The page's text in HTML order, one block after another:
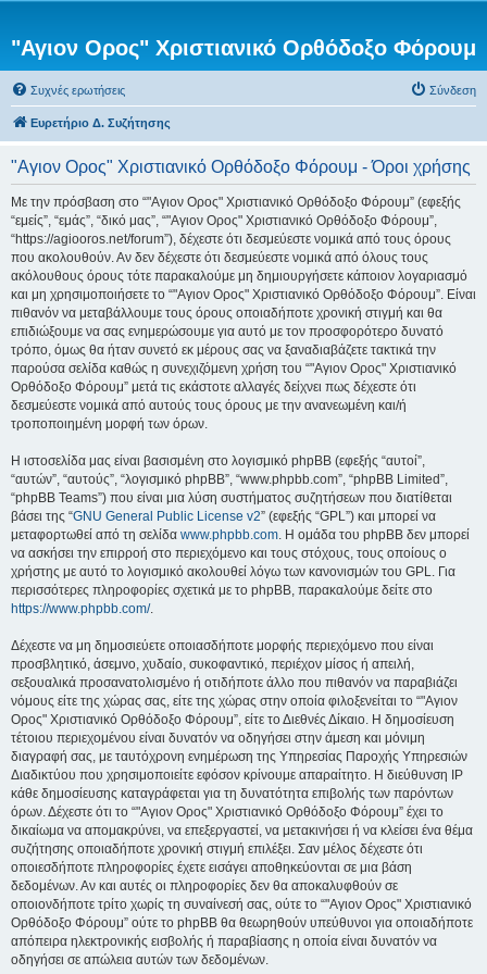
"Αγιον Ορος" Χριστιανικό Ορθόδοξο Φόρουμ
Συχνές ερωτήσεις Σύνδεση
Ευρετήριο Δ. Συζήτησης
"Αγιον Ορος" Χριστιανικό Ορθόδοξο Φόρουμ - Όροι χρήσης
Με την πρόσβαση στο “"Αγιον Ορος" Χριστιανικό Ορθόδοξο Φόρουμ” (εφεξής
“εμείς”, “εμάς”, “δικό μας”, “"Αγιον Ορος" Χριστιανικό Ορθόδοξο Φόρουμ”,
“https://agiooros.net/forum”), δέχεστε ότι δεσμεύεστε νομικά από τους όρους
που ακολουθούν. Αν δεν δέχεστε ότι δεσμεύεστε νομικά από όλους τους
ακόλουθους όρους τότε παρακαλούμε μη δημιουργήσετε κάποιον λογαριασμό
και μη χρησιμοποιήσετε το “"Αγιον Ορος" Χριστιανικό Ορθόδοξο Φόρουμ”. Είναι
πιθανόν να μεταβάλλουμε τους όρους οποιαδήποτε χρονική στιγμή και θα
επιδιώξουμε να σας ενημερώσουμε για αυτό με τον προσφορότερο δυνατό
τρόπο, όμως θα ήταν συνετό εκ μέρους σας να ξαναδιαβάζετε τακτικά την
παρούσα σελίδα καθώς η συνεχιζόμενη χρήση του “"Αγιον Ορος" Χριστιανικό
Ορθόδοξο Φόρουμ” μετά τις εκάστοτε αλλαγές δείχνει πως δέχεστε ότι
δεσμεύεστε νομικά από αυτούς τους όρους με την ανανεωμένη και/ή
τροποποιημένη μορφή των όρων.
Η ιστοσελίδα μας είναι βασισμένη στο λογισμικό phpBB (εφεξής “αυτοί”,
“αυτών”, “αυτούς”, “λογισμικό phpBB”, “www.phpbb.com”, “phpBB Limited”,
“phpBB Teams”) που είναι μια λύση συστήματος συζητήσεων που διατίθεται
βάσει της “GNU General Public License v2” (εφεξής “GPL”) και μπορεί να
μεταφορτωθεί από τη σελίδα www.phpbb.com. Η ομάδα του phpBB δεν μπορεί
να ασκήσει την επιρροή στο περιεχόμενο και τους στόχους, τους οποίους ο
χρήστης με αυτό το λογισμικό ακολουθεί λόγω των κανονισμών του GPL. Για
περισσότερες πληροφορίες σχετικά με το phpBB, παρακαλούμε δείτε στο
https://www.phpbb.com/.
Δέχεστε να μη δημοσιεύετε οποιασδήποτε μορφής περιεχόμενο που είναι
προσβλητικό, άσεμνο, χυδαίο, συκοφαντικό, περιέχον μίσος ή απειλή,
σεξουαλικά προσανατολισμένο ή οτιδήποτε άλλο που πιθανόν να παραβιάζει
νόμους είτε της χώρας σας, είτε της χώρας στην οποία φιλοξενείται το “"Αγιον
Ορος" Χριστιανικό Ορθόδοξο Φόρουμ”, είτε το Διεθνές Δίκαιο. Η δημοσίευση
τέτοιου περιεχομένου είναι δυνατόν να οδηγήσει στην άμεση και μόνιμη
διαγραφή σας, με ταυτόχρονη ενημέρωση της Υπηρεσίας Παροχής Υπηρεσιών
Διαδικτύου που χρησιμοποιείτε εφόσον κρίνουμε απαραίτητο. Η διεύθυνση IP
κάθε δημοσίευσης καταγράφεται για τη δυνατότητα επιβολής των παρόντων
όρων. Δέχεστε ότι το “"Αγιον Ορος" Χριστιανικό Ορθόδοξο Φόρουμ” έχει το
δικαίωμα να απομακρύνει, να επεξεργαστεί, να μετακινήσει ή να κλείσει ένα θέμα
συζήτησης οποιαδήποτε χρονική στιγμή επιλέξει. Σαν μέλος δέχεστε ότι
οποιεσδήποτε πληροφορίες έχετε εισάγει αποθηκεύονται σε μια βάση
δεδομένων. Αν και αυτές οι πληροφορίες δεν θα αποκαλυφθούν σε
οποιονδήποτε τρίτο χωρίς τη συναίνεσή σας, ούτε το “"Αγιον Ορος" Χριστιανικό
Ορθόδοξο Φόρουμ” ούτε το phpBB θα θεωρηθούν υπεύθυνοι για οποιαδήποτε
απόπειρα ηλεκτρονικής εισβολής ή παραβίασης η οποία είναι δυνατόν να
οδηγήσει σε απώλεια αυτών των δεδομένων.